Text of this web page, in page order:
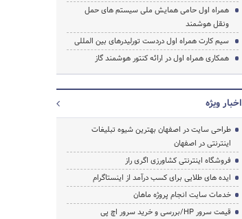
همراه اول حامی همایش ملی سیستم های حمل
ونقل هوشمند
سیم کارت همراه اول دردست تورلیدرهای بین المللی
همکاری همراه اول در ارائه کنتور هوشمند گاز
اخبار ویژه
طراحی سایت در اصفهان بهترین شیوه تبلیغات
اینترنتی در اصفهان
فروشگاه اینترنتی کشاورزی اگری راز
ایده های طلایی برای کسب درآمد از اینستاگرام
خدمات سایت انجام پروژه ماهان
قیمت سرور HP/بررسی و خرید سرور اچ پی